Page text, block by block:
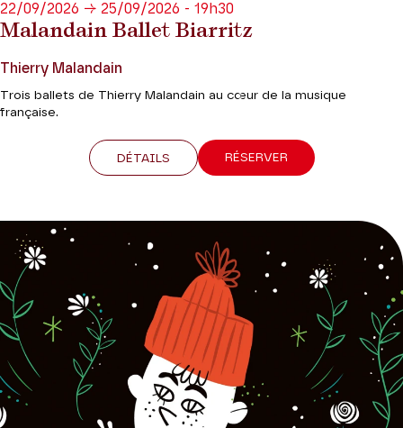
Malandain Ballet Biarritz
22/09/2026 → 25/09/2026 - 19h30
Thierry Malandain
Trois ballets de Thierry Malandain au cœur de la musique
française.
DÉTAILS RÉSERVER